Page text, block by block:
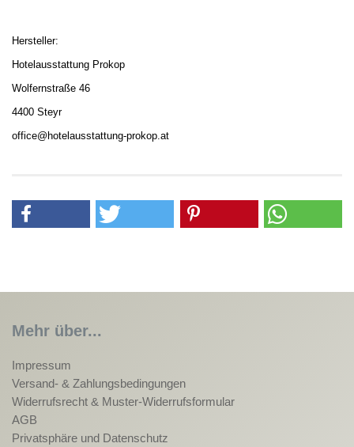
Hersteller:
Hotelausstattung Prokop
Wolfernstraße 46
4400 Steyr
office@hotelausstattung-prokop.at
Mehr über...
Impressum
Versand- & Zahlungsbedingungen
Widerrufsrecht & Muster-Widerrufsformular
AGB
Privatsphäre und Datenschutz